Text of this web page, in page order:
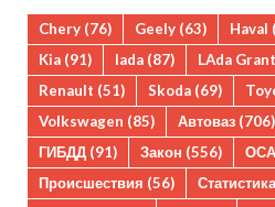
Chery (76) Geely (63) Haval
Kia (91) lada (87) LAda
Renault (51) Skoda (69)
Volkswagen (85) Автоваз (706)
ГИБДД (91) Закон (556)
Происшествия (56)